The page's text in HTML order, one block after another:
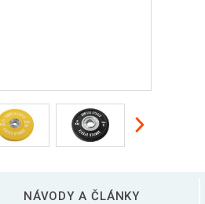
NÁVODY A ČLÁNKY